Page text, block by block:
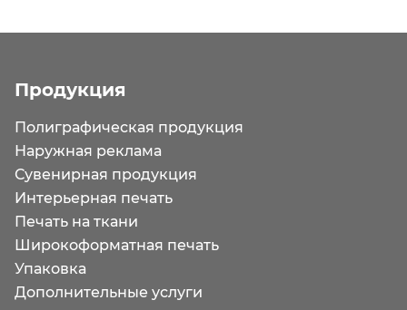
Продукция
Полиграфическая продукция
Наружная реклама
Сувенирная продукция
Интерьерная печать
Печать на ткани
Широкоформатная печать
Упаковка
Дополнительные услуги